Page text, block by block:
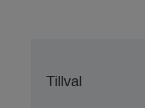
Tillval